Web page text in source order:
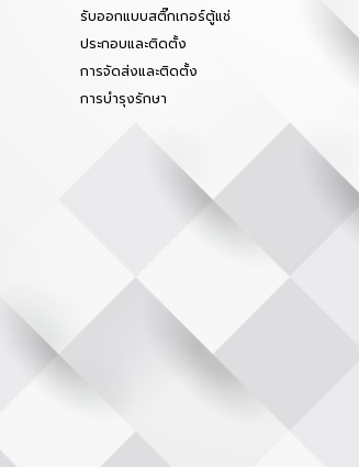
รับออกแบบสติ๊กเกอร์ตู้แช่
ประกอบและติดตั้ง
การจัดส่งและติดตั้ง
การบำรุงรักษา